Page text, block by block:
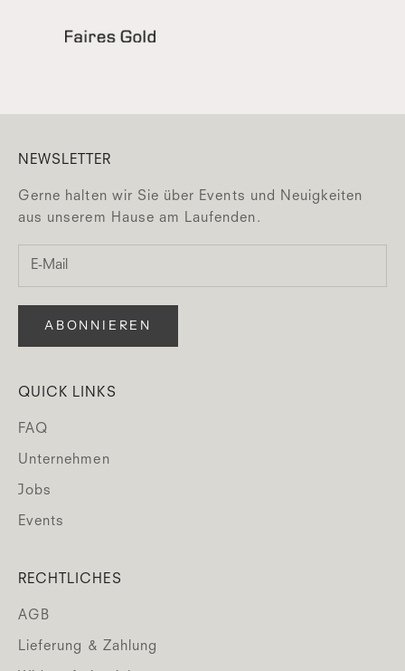
NEWSLETTER
Gerne halten wir Sie über Events und Neuigkeiten
aus unserem Hause am Laufenden.
ABONNIEREN
QUICK LINKS
FAQ
Unternehmen
Jobs
Events
RECHTLICHES
AGB
Lieferung & Zahlung